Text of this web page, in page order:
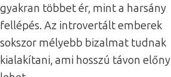
gyakran többet ér, mint a harsány
fellépés. Az introvertált emberek
sokszor mélyebb bizalmat tudnak
kialakítani, ami hosszú távon előny